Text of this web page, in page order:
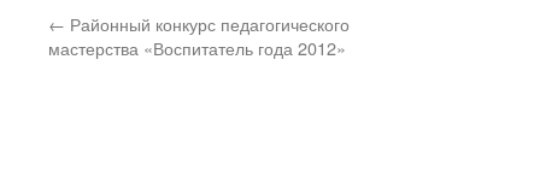
← Районный конкурс педагогического
мастерства «Воспитатель года 2012»